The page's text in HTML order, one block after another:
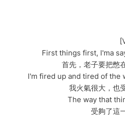
First things first, I'ma
首先，老子要把憋
I'm fired up and tired of the
我火氣很大，也
The way that
受夠了這